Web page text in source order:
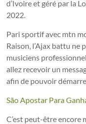
d’Ivoire et géré par la
2022.
Pari sportif avec mtn
Raison, l’Ajax battu ne
musiciens
allez recevoir un
afin de pouvoir
São Apostar Para
C’est peut-être encore